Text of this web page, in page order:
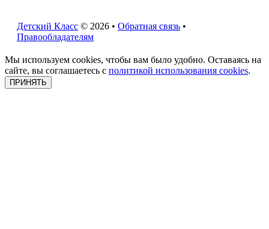
Детский Класс © 2026 • Обратная связь •
Правообладателям
Мы используем cookies, чтобы вам было удобно. Оставаясь на
сайте, вы соглашаетесь с политикой использования cookies.
ПРИНЯТЬ